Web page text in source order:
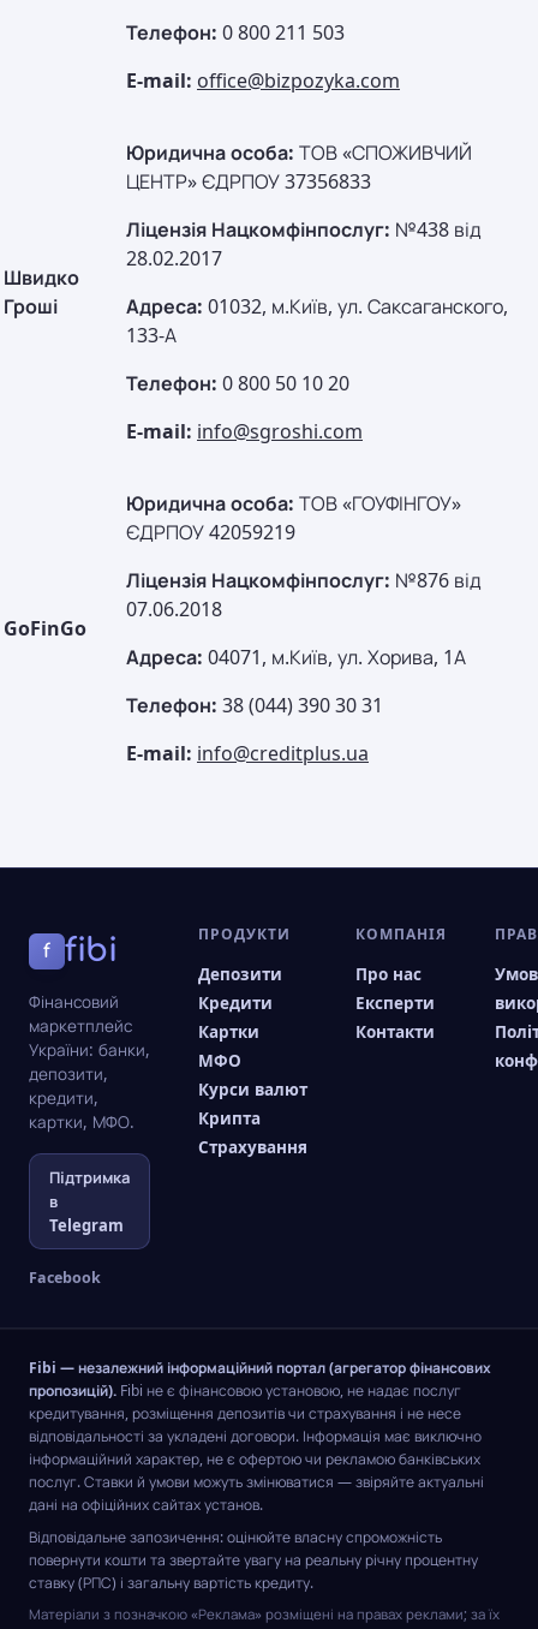
Телефон: 0 800 211 503
E-mail: office@bizpozyka.com
Швидко
Гроші
Юридична особа: ТОВ «СПОЖИВЧИЙ
ЦЕНТР» ЄДРПОУ 37356833
Ліцензія Нацкомфінпослуг: №438 від
28.02.2017
Адреса: 01032, м.Київ, ул. Саксаганского,
133-А
Телефон: 0 800 50 10 20
E-mail: info@sgroshi.com
GoFinGo
Юридична особа: ТОВ «ГОУФІНГОУ»
ЄДРПОУ 42059219
Ліцензія Нацкомфінпослуг: №876 від
07.06.2018
Адреса: 04071, м.Київ, ул. Хорива, 1А
Телефон: 38 (044) 390 30 31
E-mail: info@creditplus.ua
f fibi
Фінансовий
маркетплейс
України: банки,
депозити,
кредити,
картки, МФО.
Підтримка
в
Telegram
Facebook
ПРОДУКТИ
Депозити
Кредити
Картки
МФО
Курси валют
Крипта
Страхування
КОМПАНІЯ
Про нас
Експерти
Контакти
Fibi — незалежний інформаційний портал (агрегатор фінансових
пропозицій). Fibi не є фінансовою установою, не надає послуг
кредитування, розміщення депозитів чи страхування і не несе
відповідальності за укладені договори. Інформація має виключно
інформаційний характер, не є офертою чи рекламою банківських
послуг. Ставки й умови можуть змінюватися — звіряйте актуальні
дані на офіційних сайтах установ.
Відповідальне запозичення: оцінюйте власну спроможність
повернути кошти та звертайте увагу на реальну річну процентну
ставку (РПС) і загальну вартість кредиту.
Матеріали з позначкою «Реклама» розміщені на правах реклами; за їх